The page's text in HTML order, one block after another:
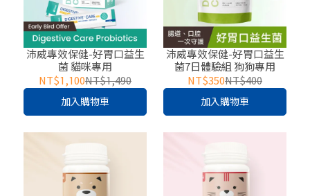
沛威專效保健-好胃口益生
菌 貓咪專用
NT$1,100NT$1,490
加入購物車
沛威專效保健-好胃口益生
菌7日體驗組 狗狗專用
NT$350NT$400
加入購物車